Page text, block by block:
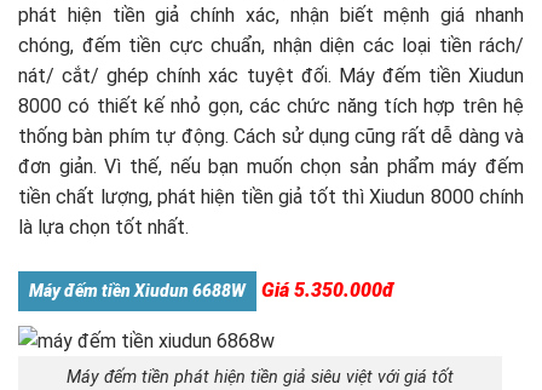
phát hiện tiền giả chính xác, nhận biết mệnh giá nhanh
chóng, đếm tiền cực chuẩn, nhận diện các loại tiền rách/
nát/ cắt/ ghép chính xác tuyệt đối. Máy đếm tiền Xiudun
8000 có thiết kế nhỏ gọn, các chức năng tích hợp trên hệ
thống bàn phím tự động. Cách sử dụng cũng rất dễ dàng và
đơn giản. Vì thế, nếu bạn muốn chọn sản phẩm máy đếm
tiền chất lượng, phát hiện tiền giả tốt thì Xiudun 8000 chính
là lựa chọn tốt nhất.
Máy đếm tiền Xiudun 6688W Giá 5.350.000đ
Máy đếm tiền phát hiện tiền giả siêu việt với giá tốt